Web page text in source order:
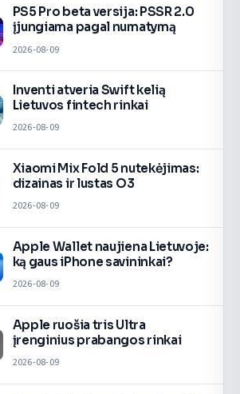
PS5 Pro beta versija: PSSR 2.0
įjungiama pagal numatymą
2026-08-09
Inventi atveria Swift kelią
Lietuvos fintech rinkai
2026-08-09
Xiaomi Mix Fold 5 nutekėjimas:
dizainas ir lustas O3
2026-08-09
Apple Wallet naujiena Lietuvoje:
ką gaus iPhone savininkai?
2026-08-09
Apple ruošia tris Ultra
įrenginius prabangos rinkai
2026-08-09